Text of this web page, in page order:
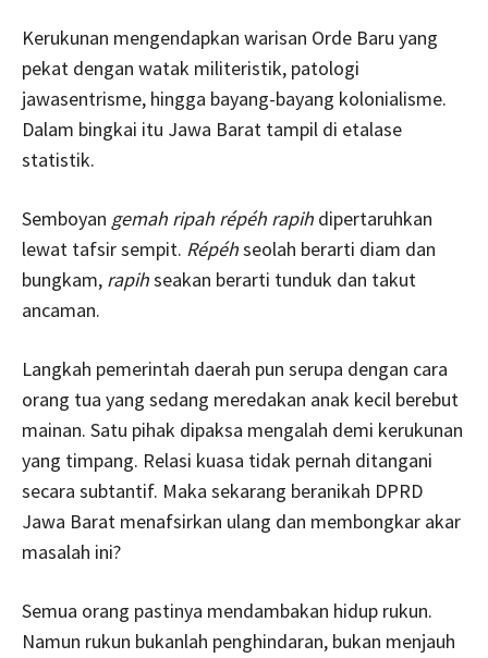
Kerukunan mengendapkan warisan Orde Baru yang
pekat dengan watak militeristik, patologi
jawasentrisme, hingga bayang-bayang kolonialisme.
Dalam bingkai itu Jawa Barat tampil di etalase
statistik.
Semboyan gemah ripah répéh rapih dipertaruhkan
lewat tafsir sempit. Répéhseolah berarti diam dan
bungkam, rapihseakan berarti tunduk dan takut
ancaman.
Langkah pemerintah daerah pun serupa dengan cara
orang tua yang sedang meredakan anak kecil berebut
mainan. Satu pihak dipaksa mengalah demi kerukunan
yang timpang. Relasi kuasa tidak pernah ditangani
secara subtantif. Maka sekarang beranikah DPRD
Jawa Barat menafsirkan ulang dan membongkar akar
masalah ini?
Semua orang pastinya mendambakan hidup rukun.
Namun rukun bukanlah penghindaran, bukan menjauh